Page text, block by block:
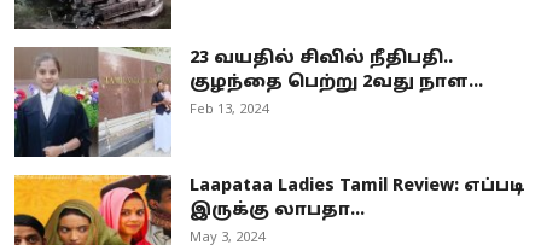
23 வயதில் சிவில் நீதிபதி..
குழந்தை பெற்று 2வது நாள...
Feb 13, 2024
Laapataa Ladies Tamil Review: எப்படி
இருக்கு லாபதா...
May 3, 2024